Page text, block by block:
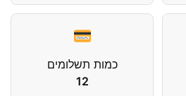
כמות תשלומים
12